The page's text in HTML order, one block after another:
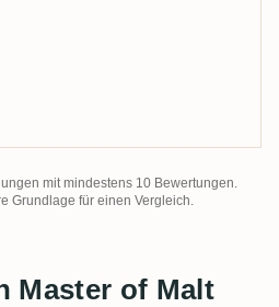
mit mindestens 10 Bewertungen.
Grundlage für einen Vergleich.
Master of Malt